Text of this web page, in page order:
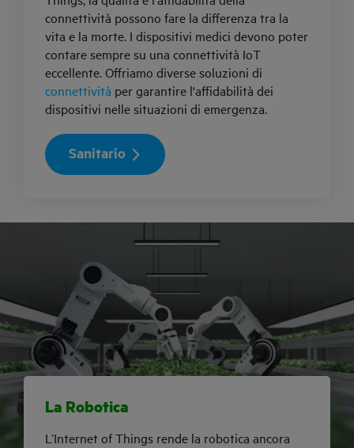
connettività possono fare la differenza tra la
vita e la morte. I dispositivi medici devono poter
contare sempre su una connettività IoT
eccellente. Offriamo diverse soluzioni di
connettività per garantire l'affidabilità dei
dispositivi nelle situazioni di emergenza.
Sanitario
La Robotica
L’Internet of Things rende la robotica ancora